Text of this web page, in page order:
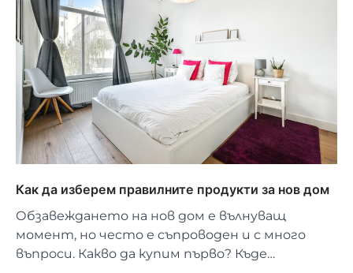
Как да изберем правилните продукти за нов дом
Обзавеждането на нов дом е вълнуващ
момент, но често е съпроводен и с много
въпроси. Какво да купим първо? Къде…